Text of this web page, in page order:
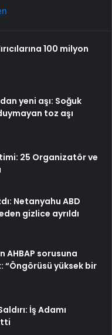
100 milyon
yeni aşı: Soğuk
toz aşı
25 Organizatör ve
Netanyahu ABD
gizlice ayrıldı
AHBAP sorusuna
“Öngörüsü yüksek bir
İş Adamı